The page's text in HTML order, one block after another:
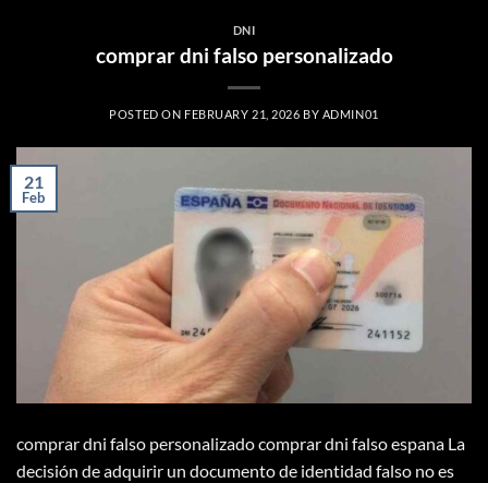
DNI
comprar dni falso personalizado
POSTED ON FEBRUARY 21, 2026 BY ADMIN01
21
Feb
comprar dni falso personalizado comprar dni falso espana La
decisión de adquirir un documento de identidad falso no es